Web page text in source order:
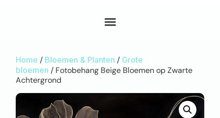
Home / Bloemen & Planten / Grote
bloemen / Fotobehang Beige Bloemen op Zwarte
Achtergrond